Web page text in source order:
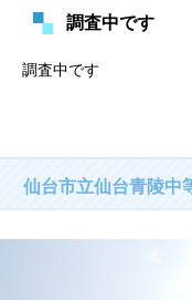
調査中です
調査中です
仙台市立仙台青陵中